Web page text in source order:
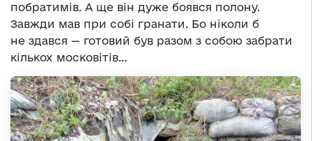
побратимів. А ще він дуже боявся полону.
Завжди мав при собі гранати. Бо ніколи б
не здався — готовий був разом з собою забрати
кількох московітів…